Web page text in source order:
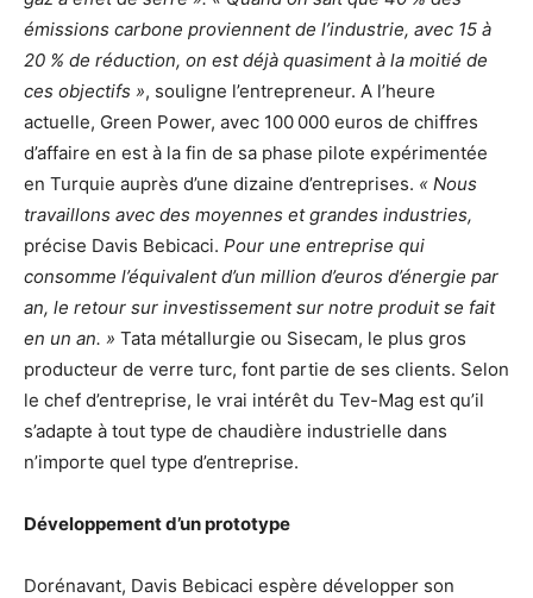
émissions carbone proviennent de l’industrie, avec 15 à
20 % de réduction, on est déjà quasiment à la moitié de
ces objectifs », souligne l’entrepreneur. A l’heure
actuelle, Green Power, avec 100 000 euros de chiffres
d’affaire en est à la fin de sa phase pilote expérimentée
en Turquie auprès d’une dizaine d’entreprises. « Nous
travaillons avec des moyennes et grandes industries,
précise Davis Bebicaci. Pour une entreprise qui
consomme l’équivalent d’un million d’euros d’énergie par
an, le retour sur investissement sur notre produit se fait
en un an. » Tata métallurgie ou Sisecam, le plus gros
producteur de verre turc, font partie de ses clients. Selon
le chef d’entreprise, le vrai intérêt du Tev-Mag est qu’il
s’adapte à tout type de chaudière industrielle dans
n’importe quel type d’entreprise.
Développement d’un prototype
Dorénavant, Davis Bebicaci espère développer son